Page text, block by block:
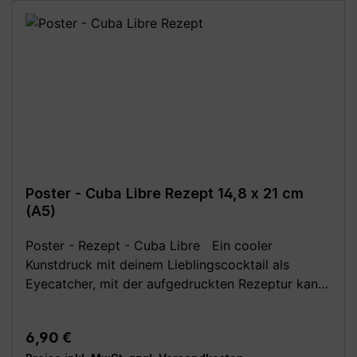
Monitoreinstellungen sind geringe
Farbabweichungen vom dargestellten Artikelbild
Poster - Cuba Libre Rezept 14,8 x 21 cm
(A5)
Poster - Rezept - Cuba Libre Ein cooler
Kunstdruck mit deinem Lieblingscocktail als
Eyecatcher, mit der aufgedruckten Rezeptur kann
oder Partyraum. Auch für die Gastronomie, wie
Regulärer Preis:
6,90 €